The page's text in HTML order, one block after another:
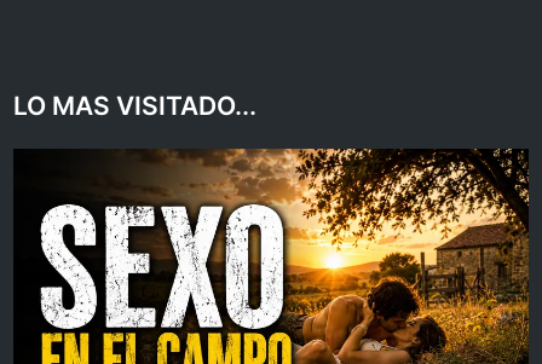
LO MAS VISITADO...